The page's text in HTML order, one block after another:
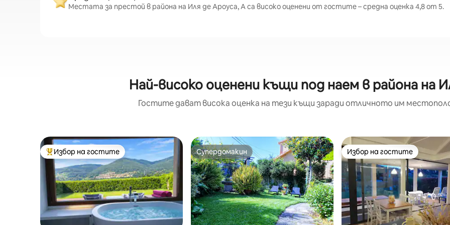
Местата за престой в района на Иля де Ароуса, А са високо оценени от гостите – средна оценка 4,8 от 5.
Най-високо оценени къщи под наем в района на
Гостите дават висока оценка на тези къщи заради отличното им
Най-популярен избор на гостите
Избор на гостите Супердомакин
Супердомакин Избор на гостите
Избор на гостите